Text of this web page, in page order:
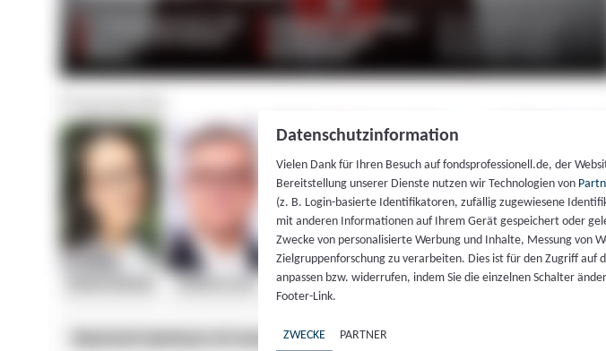
Datenschutzinformation
Vielen Dank für Ihren Besuch auf fondsprofessionell.de, der
Bereitstellung unserer Dienste nutzen wir Technologien von
(z. B. Login-basierte Identifikatoren, zufällig zugewiesene
mit anderen Informationen auf Ihrem Gerät gespeichert oder
Zwecke von personalisierte Werbung und Inhalte, Messung von
Zielgruppenforschung zu verarbeiten. Dies ist für den Zugriff
anpassen bzw. widerrufen, indem Sie die einzelnen Schalter
Footer-Link.
ZWECKE PARTNER